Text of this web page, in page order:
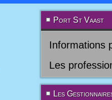
Port St Vaast
Informations
Les
Les